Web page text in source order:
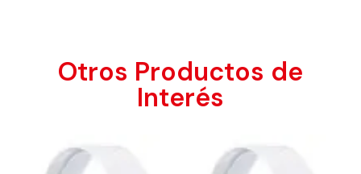
Otros Productos de
Interés